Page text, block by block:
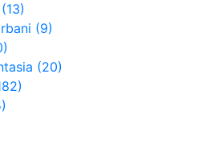
(9)
(20)